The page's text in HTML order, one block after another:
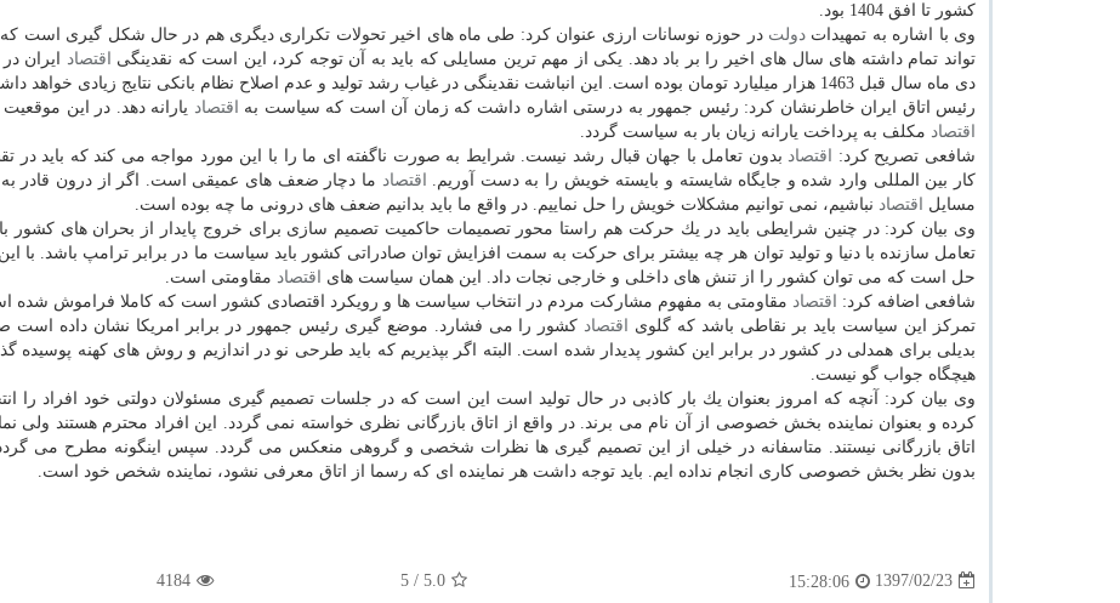
كشور تا افق 1404 بود.
وی با اشاره به تمهیدات دولت در حوزه نوسانات ارزی عنوان كرد: طی ماه های اخیر تحولات تكراری دیگری هم در حال شكل گیری است
تواند تمام داشته های سال های اخیر را بر باد دهد. یكی از مهم ترین مسایلی كه باید به آن توجه كرد، این است كه نقدینگی
اقتصاد ایران در
دی ماه سال قبل 1463 هزار میلیارد تومان بوده است. این انباشت نقدینگی در غیاب رشد تولید و عدم اصلاح نظام بانكی نتایج زیادی خواهد داشت.
رئیس اتاق ایران خاطرنشان كرد: رئیس جمهور به درستی اشاره داشت كه زمان آن است كه سیاست به
اقتصاد یارانه دهد. در این موقعیت
اقتصاد مكلف به پرداخت یارانه زیان بار به سیاست گردد.
شافعی تصریح كرد:
اقتصاد بدون تعامل با جهان قبال رشد نیست. شرایط به صورت ناگفته ای ما را با این مورد مواجه می كند كه باید در
كار بین المللی وارد شده و جایگاه شایسته و بایسته خویش را به دست آوریم.
اقتصاد ما دچار ضعف های عمیقی است. اگر از درون قادر
مسایل
اقتصاد نباشیم، نمی توانیم مشكلات خویش را حل نماییم. در واقع ما باید بدانیم ضعف های درونی ما چه بوده است.
وی بیان كرد: در چنین شرایطی باید در یك حركت هم راستا محور تصمیمات حاكمیت تصمیم سازی برای خروج پایدار از بحران های كشور
تعامل سازنده با دنیا و تولید توان هر چه بیشتر برای حركت به سمت افزایش توان صادراتی كشور باید سیاست ما در برابر ترامپ باشد. با
حل است كه می توان كشور را از تنش های داخلی و خارجی نجات داد. این همان سیاست های
اقتصاد مقاومتی است.
شافعی اضافه كرد:
اقتصاد مقاومتی به مفهوم مشاركت مردم در انتخاب سیاست ها و رویكرد اقتصادی كشور است كه كاملا فراموش شده
تمركز این سیاست باید بر نقاطی باشد كه گلوی
اقتصاد كشور را می فشارد. موضع گیری رئیس جمهور در برابر امریكا نشان داده است
بدیلی برای همدلی در كشور در برابر این كشور پدیدار شده است. البته اگر بپذیریم كه باید طرحی نو در اندازیم و روش های كهنه پوسیده
هیچگاه جواب گو نیست.
وی بیان كرد: آنچه كه امروز بعنوان یك بار كاذبی در حال تولید است این است كه در جلسات تصمیم گیری مسئولان دولتی خود افراد را
كرده و بعنوان نماینده بخش خصوصی از آن نام می برند. در واقع از اتاق بازرگانی نظری خواسته نمی گردد. این افراد محترم هستند ولی
اتاق بازرگانی نیستند. متاسفانه در خیلی از این تصمیم گیری ها نظرات شخصی و گروهی منعكس می گردد. سپس اینگونه مطرح می
بدون نظر بخش خصوصی كاری انجام نداده ایم. باید توجه داشت هر نماینده ای كه رسما از اتاق معرفی نشود، نماینده شخص خود است.
1397/02/23
15:28:06
5.0
/ 5
4184